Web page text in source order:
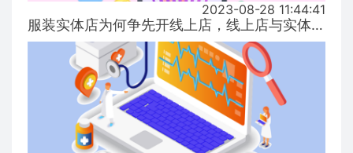
2023-08-28 11:44:41
服装实体店为何争先开线上店，线上店与实体店有什么区别？...